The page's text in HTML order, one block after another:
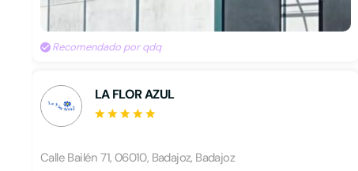
Recomendado por qdq
LA FLOR AZUL
Calle Bailén 71, 06010, Badajoz, Badajoz